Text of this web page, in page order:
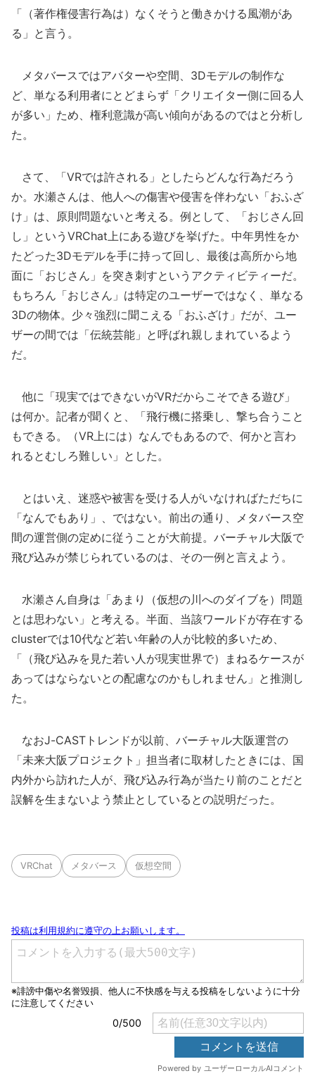
「（著作権侵害行為は）なくそうと働きかける風潮があ
る」と言う。
メタバースではアバターや空間、3Dモデルの制作な
ど、単なる利用者にとどまらず「クリエイター側に回る人
が多い」ため、権利意識が高い傾向があるのではと分析し
た。
さて、「VRでは許される」としたらどんな行為だろう
か。水瀬さんは、他人への傷害や侵害を伴わない「おふざ
け」は、原則問題ないと考える。例として、「おじさん回
し」というVRChat上にある遊びを挙げた。中年男性をか
たどった3Dモデルを手に持って回し、最後は高所から地
面に「おじさん」を突き刺すというアクティビティーだ。
もちろん「おじさん」は特定のユーザーではなく、単なる
3Dの物体。少々強烈に聞こえる「おふざけ」だが、ユー
ザーの間では「伝統芸能」と呼ばれ親しまれているよう
だ。
他に「現実ではできないがVRだからこそできる遊び」
は何か。記者が聞くと、「飛行機に搭乗し、撃ち合うこと
もできる。（VR上には）なんでもあるので、何かと言わ
れるとむしろ難しい」とした。
とはいえ、迷惑や被害を受ける人がいなければただちに
「なんでもあり」、ではない。前出の通り、メタバース空
間の運営側の定めに従うことが大前提。バーチャル大阪で
飛び込みが禁じられているのは、その一例と言えよう。
水瀬さん自身は「あまり（仮想の川へのダイブを）問題
とは思わない」と考える。半面、当該ワールドが存在する
clusterでは10代など若い年齢の人が比較的多いため、
「（飛び込みを見た若い人が現実世界で）まねるケースが
あってはならないとの配慮なのかもしれません」と推測し
た。
なおJ-CASTトレンドが以前、バーチャル大阪運営の
「未来大阪プロジェクト」担当者に取材したときには、国
内外から訪れた人が、飛び込み行為が当たり前のことだと
誤解を生まないよう禁止としているとの説明だった。
VRChat メタバース 仮想空間